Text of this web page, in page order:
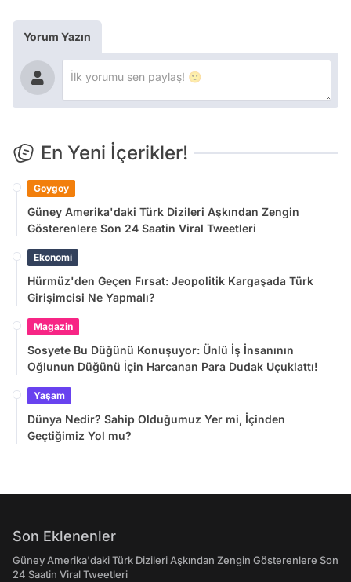
Yorum Yazın
En Yeni İçerikler!
Goygoy
Güney Amerika'daki Türk Dizileri Aşkından Zengin
Gösterenlere Son 24 Saatin Viral Tweetleri
Ekonomi
Hürmüz'den Geçen Fırsat: Jeopolitik Kargaşada Türk
Girişimcisi Ne Yapmalı?
Magazin
Sosyete Bu Düğünü Konuşuyor: Ünlü İş İnsanının
Oğlunun Düğünü İçin Harcanan Para Dudak Uçuklattı!
Yaşam
Dünya Nedir? Sahip Olduğumuz Yer mi, İçinden
Geçtiğimiz Yol mu?
Son Eklenenler
Güney Amerika'daki Türk Dizileri Aşkından Zengin Gösterenlere Son
24 Saatin Viral Tweetleri